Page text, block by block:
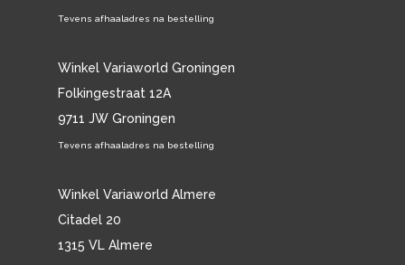
Tevens afhaaladres na bestelling
Winkel Variaworld Groningen
Folkingestraat 12A
9711 JW Groningen
Tevens afhaaladres na bestelling
Winkel Variaworld Almere
Citadel 20
1315 VL Almere